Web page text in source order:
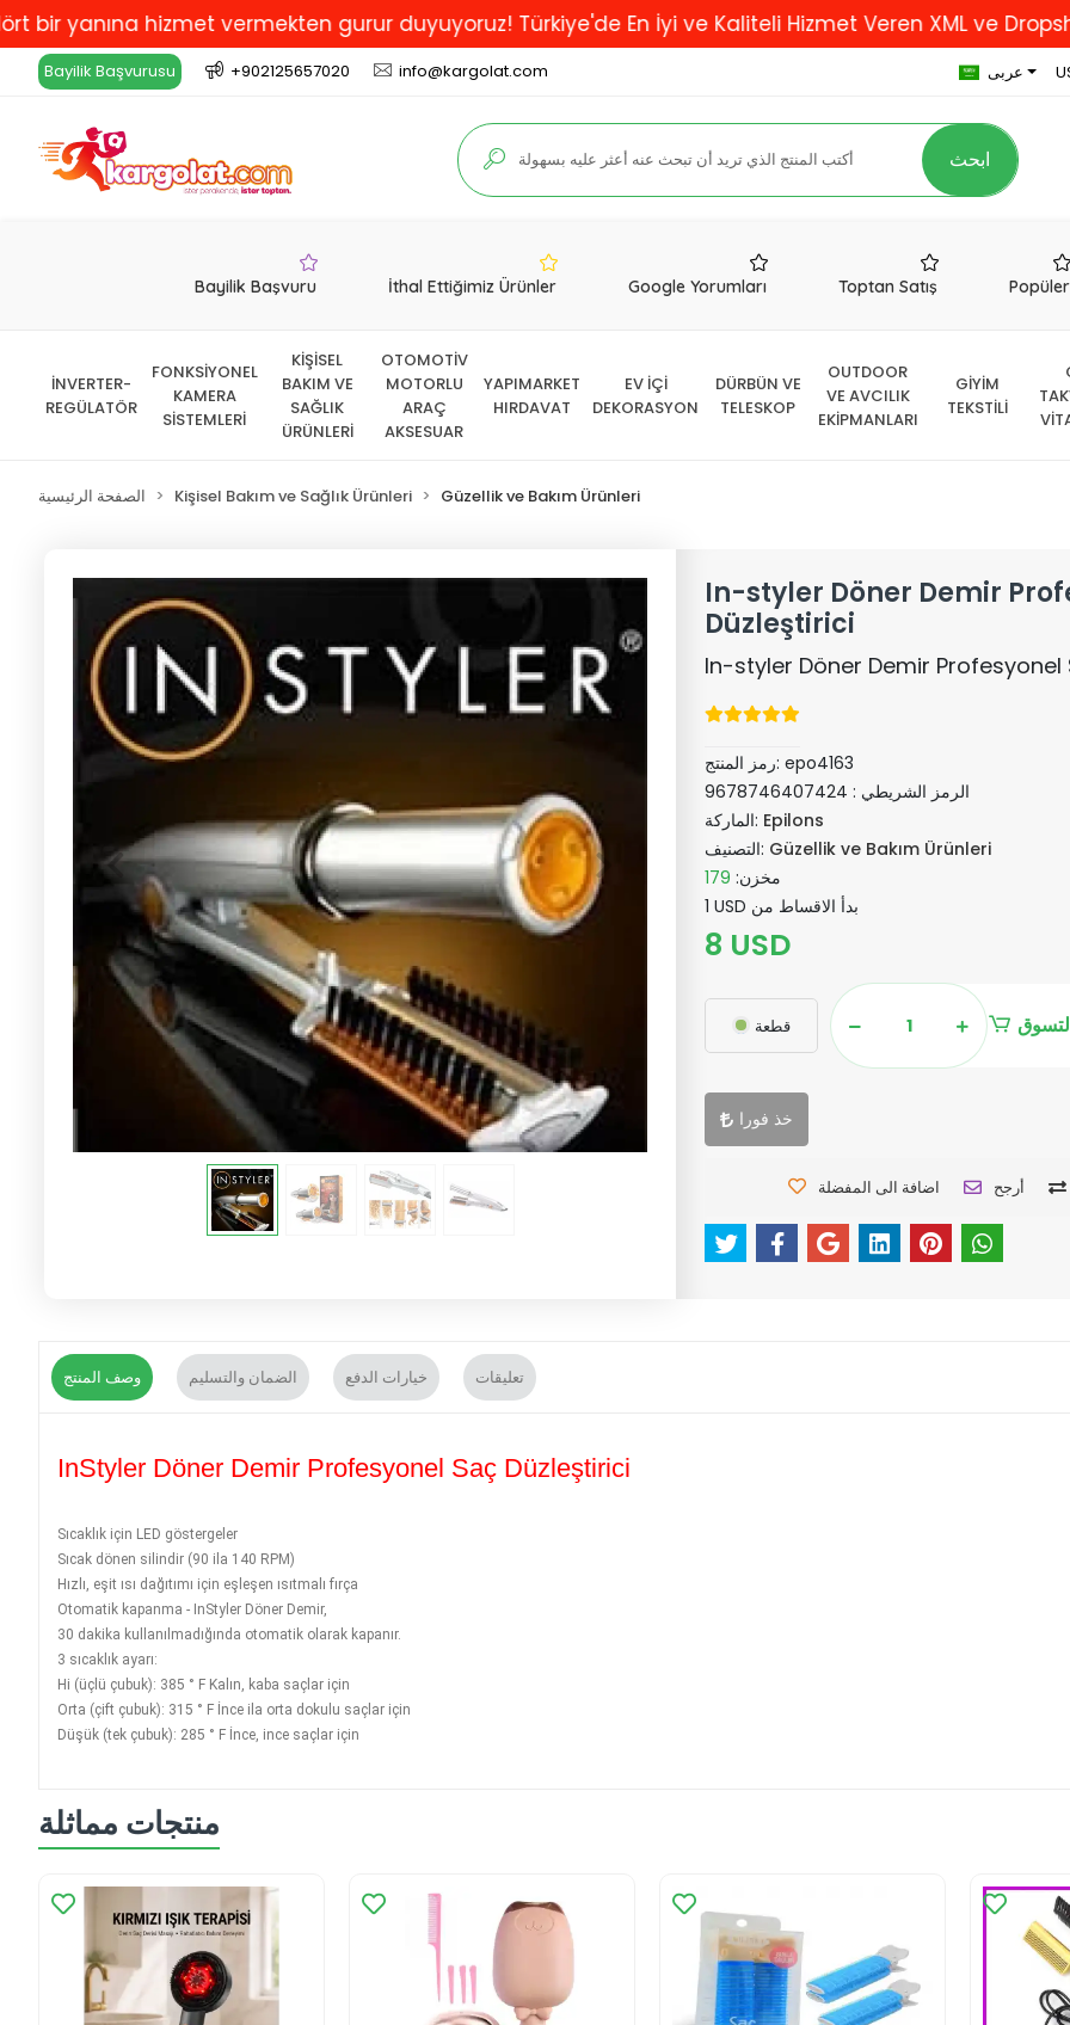
hizmet vermekten gurur duyuyoruz! Türkiye'de En İyi ve Kaliteli Hizmet Veren XML ve Dropshipping
Bayilik Başvurusu +902125657020 info@kargolat.com عربى
ابحث
Bayilik Başvuru İthal Ettiğimiz Ürünler Google Yorumları Toptan Satış Popüler
İNVERTER-
REGÜLATÖR
FONKSİYONEL
KAMERA
SİSTEMLERİ
KİŞİSEL
BAKIM VE
SAĞLIK
ÜRÜNLERİ
OTOMOTİV
MOTORLU
ARAÇ
AKSESUAR
YAPIMARKET
HIRDAVAT
EV İÇİ
DEKORASYON
DÜRBÜN VE
TELESKOP
OUTDOOR
VE AVCILIK
EKİPMANLARI
GİYİM
TEKSTİLİ
الصفحة الرئيسية Kişisel Bakım ve Sağlık Ürünleri Güzellik ve Bakım Ürünleri
In-styler Döner Demir
Düzleştirici
In-styler Döner Demir Profesyonel
رمز المنتج:epo4163
الرمز الشريطي : 9678746407424
الماركة: Epilons
التصنيف: Güzellik ve Bakım Ürünleri
مخزن: 179
1 USD بدأ الاقساط من
8 USD
قطعة
خذ فورا
اضافة الى المفضلة أرجح
وصف المنتج الضمان والتسليم خيارات الدفع تعليقات
InStyler Döner Demir Profesyonel Saç Düzleştirici
Sıcaklık için LED göstergeler
Sıcak dönen silindir (90 ila 140 RPM)
Hızlı, eşit ısı dağıtımı için eşleşen ısıtmalı fırça
Otomatik kapanma - InStyler Döner Demir,
30 dakika kullanılmadığında otomatik olarak kapanır.
3 sıcaklık ayarı:
Hi (üçlü çubuk): 385 ° F Kalın, kaba saçlar için
Orta (çift çubuk): 315 ° F İnce ila orta dokulu saçlar için
Düşük (tek çubuk): 285 ° F İnce, ince saçlar için
منتجات مماثلة